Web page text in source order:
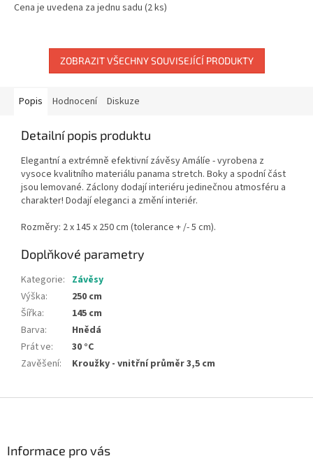
Cena je uvedena za jednu sadu (2 ks)
ZOBRAZIT VŠECHNY SOUVISEJÍCÍ PRODUKTY
Popis Hodnocení Diskuze
Detailní popis produktu
Elegantní a extrémně efektivní závěsy Amálíe - vyrobena z
vysoce kvalitního materiálu panama stretch. Boky a spodní část
jsou lemované. Záclony dodají interiéru jedinečnou atmosféru a
charakter! Dodají eleganci a změní interiér.
Rozměry: 2 x 145 x 250 cm (tolerance + /- 5 cm).
Doplňkové parametry
Kategorie: Závěsy
Výška:
250 cm
Šířka:
145 cm
Barva:
Hnědá
Prát ve:
30 °C
Zavěšení: Kroužky - vnitřní průměr 3,5 cm
Informace pro vás